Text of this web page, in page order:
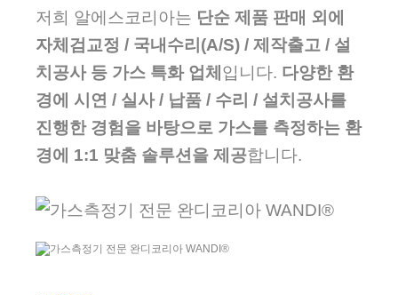
저희 알에스코리아는 단순 제품 판매 외에
자체검교정 / 국내수리(A/S) / 제작출고 / 설
치공사 등 가스 특화 업체 입니다. 다양한 환
경에 시연 / 실사 / 납품 / 수리 / 설치공사를
진행한 경험을 바탕으로 가스를 측정하는 환
경에 1:1 맞춤 솔루션을 제공합니다.